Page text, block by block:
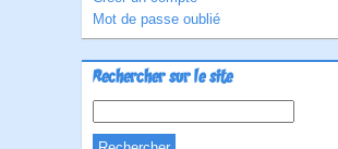
Mot de passe oublié
Rechercher sur le site